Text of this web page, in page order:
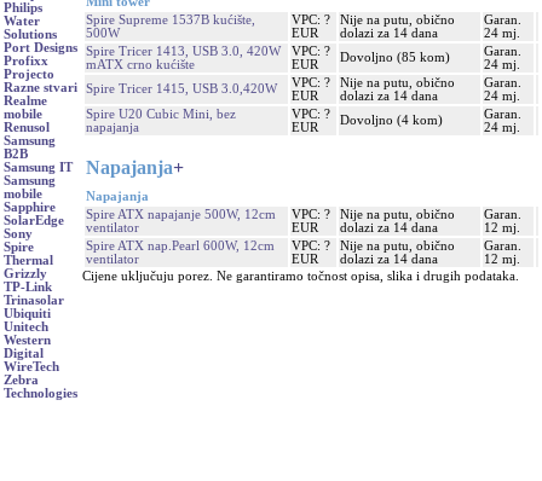
Philips
Water
Solutions
Port Designs
Profixx
Projecto
Razne stvari
Realme
mobile
Renusol
Samsung
B2B
Samsung IT
Samsung
mobile
Sapphire
SolarEdge
Sony
Spire
Thermal
Grizzly
TP-Link
Trinasolar
Ubiquiti
Unitech
Western
Digital
WireTech
Zebra
Technologies
Spire Supreme 1537B kućište,
500W
VPC: ?
EUR
Nije na putu, obično
dolazi za 14 dana
Garan.
24 mj.
Spire Tricer 1413, USB 3.0, 420W
mATX crno kućište
VPC: ?
EUR
Dovoljno (85 kom)
Garan.
24 mj.
Spire Tricer 1415, USB 3.0,420W
VPC: ?
EUR
Nije na putu, obično
dolazi za 14 dana
Garan.
24 mj.
Spire U20 Cubic Mini, bez
napajanja
VPC: ?
EUR
Dovoljno (4 kom)
Garan.
24 mj.
Napajanja+
Napajanja
Spire ATX napajanje 500W, 12cm
ventilator
VPC: ?
EUR
Nije na putu, obično
dolazi za 14 dana
Garan.
12 mj.
Spire ATX nap.Pearl 600W, 12cm
ventilator
VPC: ?
EUR
Nije na putu, obično
dolazi za 14 dana
Garan.
12 mj.
Cijene uključuju porez. Ne garantiramo točnost opisa, slika i drugih podataka.